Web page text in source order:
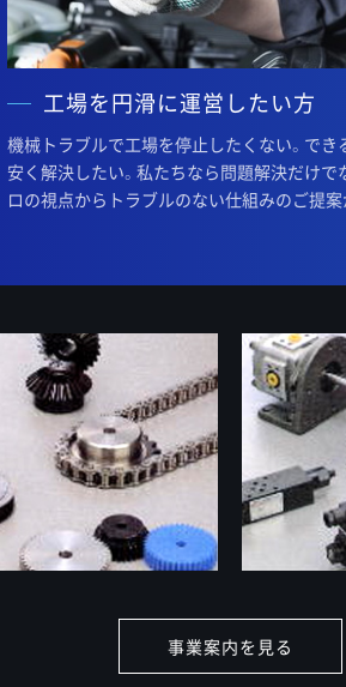
工場を円滑に運営したい方
機械トラブルで工場を停止したくない。でき
安く解決したい。私たちなら問題解決だけで
ロの視点からトラブルのない仕組みのご提案
事業案内を見る